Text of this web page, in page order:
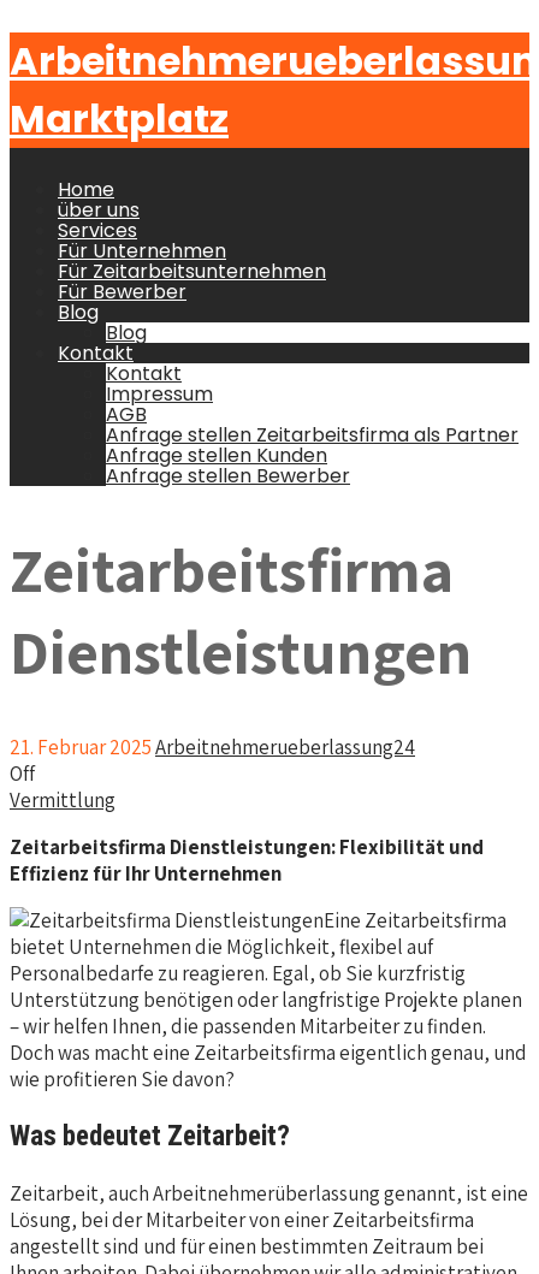
Marktplatz
Home
über uns
Services
Für Unternehmen
Für Zeitarbeitsunternehmen
Für Bewerber
Blog
Blog
Kontakt
Kontakt
Impressum
AGB
Anfrage stellen Zeitarbeitsfirma als Partner
Anfrage stellen Kunden
Anfrage stellen Bewerber
Zeitarbeitsfirma
Dienstleistungen
21. Februar 2025Arbeitnehmerueberlassung24
Off
Vermittlung
Zeitarbeitsfirma Dienstleistungen: Flexibilität und
Effizienz für Ihr Unternehmen
Eine Zeitarbeitsfirma
bietet Unternehmen die Möglichkeit, flexibel auf
Personalbedarfe zu reagieren. Egal, ob Sie kurzfristig
Unterstützung benötigen oder langfristige Projekte planen
– wir helfen Ihnen, die passenden Mitarbeiter zu finden.
Doch was macht eine Zeitarbeitsfirma eigentlich genau, und
wie profitieren Sie davon?
Was bedeutet Zeitarbeit?
Zeitarbeit, auch Arbeitnehmerüberlassung genannt, ist eine
Lösung, bei der Mitarbeiter von einer Zeitarbeitsfirma
angestellt sind und für einen bestimmten Zeitraum bei